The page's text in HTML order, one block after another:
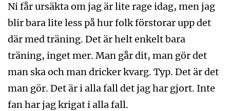
Ni får ursäkta om jag är lite rage idag, men jag
blir bara lite less på hur folk förstorar upp det
där med träning. Det är helt enkelt bara
träning, inget mer. Man går dit, man gör det
man ska och man dricker kvarg. Typ. Det är det
man gör. Det är i alla fall det jag har gjort. Inte
fan har jag krigat i alla fall.